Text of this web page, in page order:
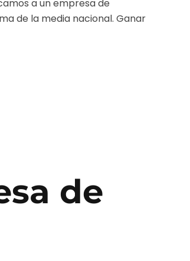
a unempresa de
de la media nacional. Ganar
de